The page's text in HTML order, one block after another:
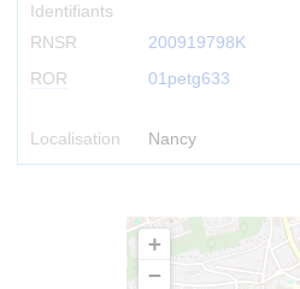
Identifiants
RNSR
200919798K
ROR
01petg633
Localisation Nancy
+
−